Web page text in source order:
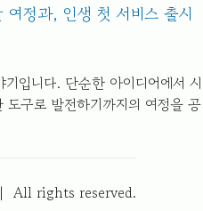
정과, 인생 첫 서비스 출시
입니다. 단순한 아이디어에서 시
구로 발전하기까지의 여정을 공
Github
on Instagram
on LinkedIn
| All rights reserved.